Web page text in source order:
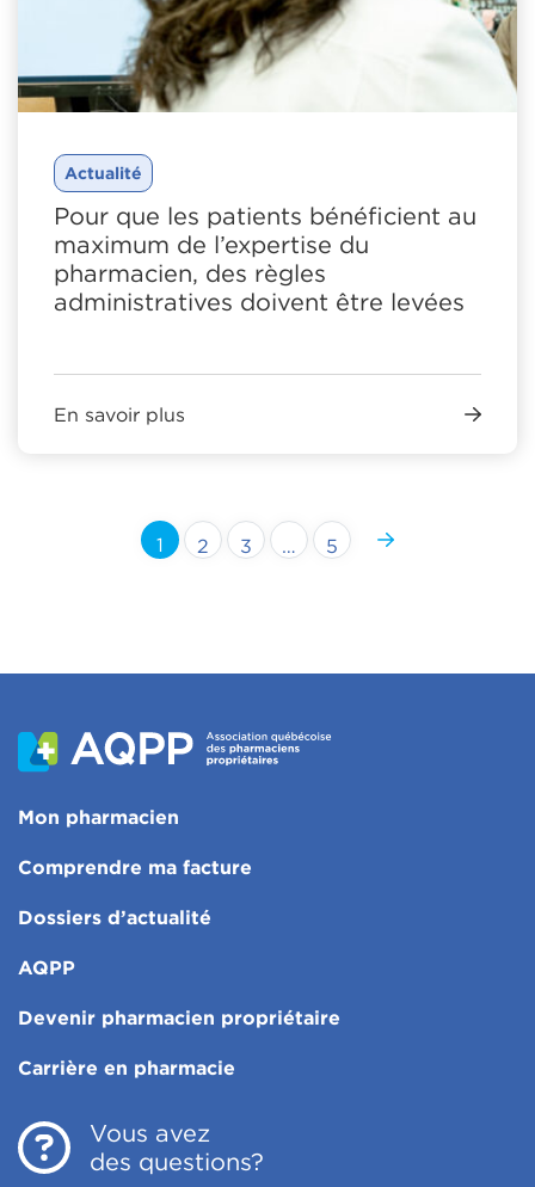
Actualité
Pour que les patients bénéficient au
maximum de l’expertise du
pharmacien, des règles
administratives doivent être levées
En savoir plus
1 2 3 … 5
Vous avez
des questions?
Mon pharmacien
Comprendre ma facture
Dossiers d’actualité
AQPP
Devenir pharmacien propriétaire
Carrière en pharmacie